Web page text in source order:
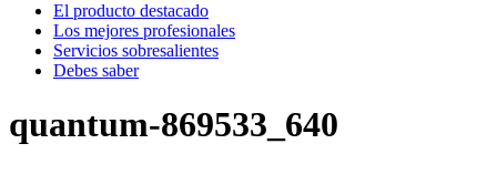
El producto destacado
Los mejores profesionales
Servicios sobresalientes
Debes saber
quantum-869533_640